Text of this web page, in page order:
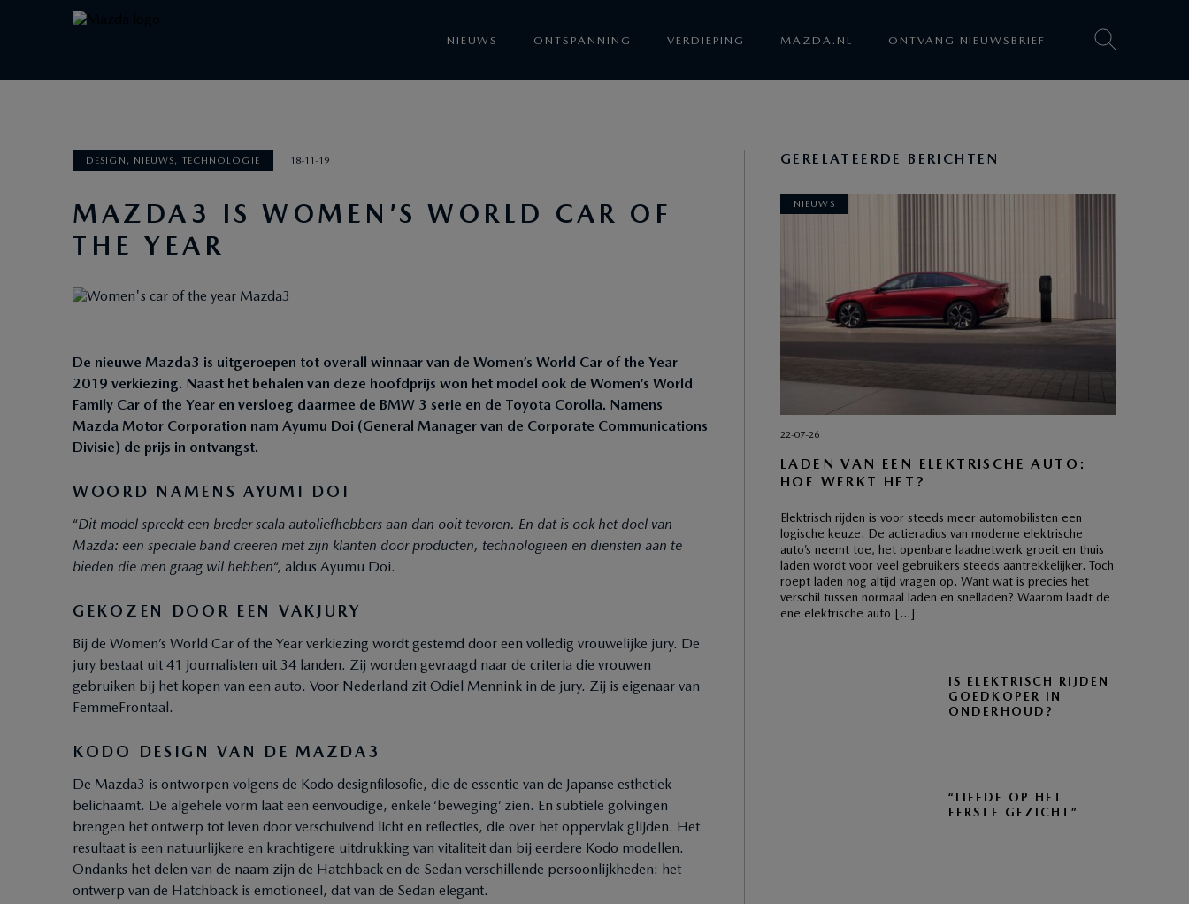
NIEUWS ONTSPANNING VERDIEPING MAZDA.NL ONTVANG NIEUWSBRIEF
DESIGN, NIEUWS, TECHNOLOGIE 18-11-19
MAZDA3 IS WOMEN’S WORLD CAR OF
THE YEAR
De nieuwe Mazda3 is uitgeroepen tot overall winnaar van de Women’s World Car of the Year
2019 verkiezing. Naast het behalen van deze hoofdprijs won het model ook de Women’s World
Family Car of the Year en versloeg daarmee de BMW 3 serie en de Toyota Corolla. Namens
Mazda Motor Corporation nam Ayumu Doi (General Manager van de Corporate Communications
Divisie) de prijs in ontvangst.
WOORD NAMENS AYUMI DOI
“Dit model spreekt een breder scala autoliefhebbers aan dan ooit tevoren. En dat is ook het doel van
Mazda: een speciale band creëren met zijn klanten door producten, technologieën en diensten aan te
bieden die men graag wil hebben“, aldus Ayumu Doi.
GEKOZEN DOOR EEN VAKJURY
Bij de Women’s World Car of the Year verkiezing wordt gestemd door een volledig vrouwelijke jury. De
jury bestaat uit 41 journalisten uit 34 landen. Zij worden gevraagd naar de criteria die vrouwen
gebruiken bij het kopen van een auto. Voor Nederland zit Odiel Mennink in de jury. Zij is eigenaar van
FemmeFrontaal.
KODO DESIGN VAN DE MAZDA3
De Mazda3 is ontworpen volgens de Kodo designfilosofie, die de essentie van de Japanse esthetiek
belichaamt. De algehele vorm laat een eenvoudige, enkele ‘beweging’ zien. En subtiele golvingen
brengen het ontwerp tot leven door verschuivend licht en reflecties, die over het oppervlak glijden. Het
resultaat is een natuurlijkere en krachtigere uitdrukking van vitaliteit dan bij eerdere Kodo modellen.
Ondanks het delen van de naam zijn de Hatchback en de Sedan verschillende persoonlijkheden: het
ontwerp van de Hatchback is emotioneel, dat van de Sedan elegant.
GERELATEERDE BERICHTEN
NIEUWS
22-07-26
LADEN VAN EEN ELEKTRISCHE AUTO:
HOE WERKT HET?
Elektrisch rijden is voor steeds meer automobilisten een
logische keuze. De actieradius van moderne elektrische
auto’s neemt toe, het openbare laadnetwerk groeit en thuis
laden wordt voor veel gebruikers steeds aantrekkelijker. Toch
roept laden nog altijd vragen op. Want wat is precies het
verschil tussen normaal laden en snelladen? Waarom laadt de
ene elektrische auto […]
IS ELEKTRISCH RIJDEN
GOEDKOPER IN
ONDERHOUD?
“LIEFDE OP HET
EERSTE GEZICHT”